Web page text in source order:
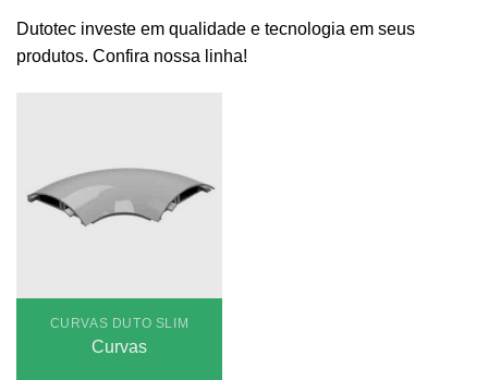
Dutotec investe em qualidade e tecnologia em seus
produtos. Confira nossa linha!
CURVAS DUTO SLIM
Curvas